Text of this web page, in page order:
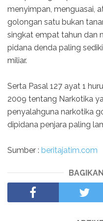
menyimpan, menguasai,
golongan satu bukan
singkat empat tahun dan
pidana denda paling
miliar.
Serta Pasal 127 ayat 1
2009 tentang Narkotika
penyalahguna narkotika
dipidana penjara paling
Sumber : beritajatim.com